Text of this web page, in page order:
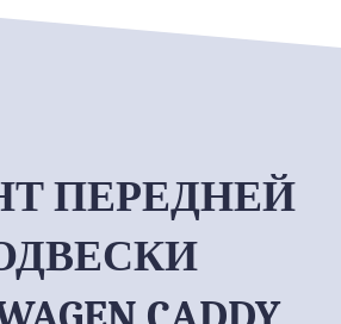
ПЕРЕДНЕЙ